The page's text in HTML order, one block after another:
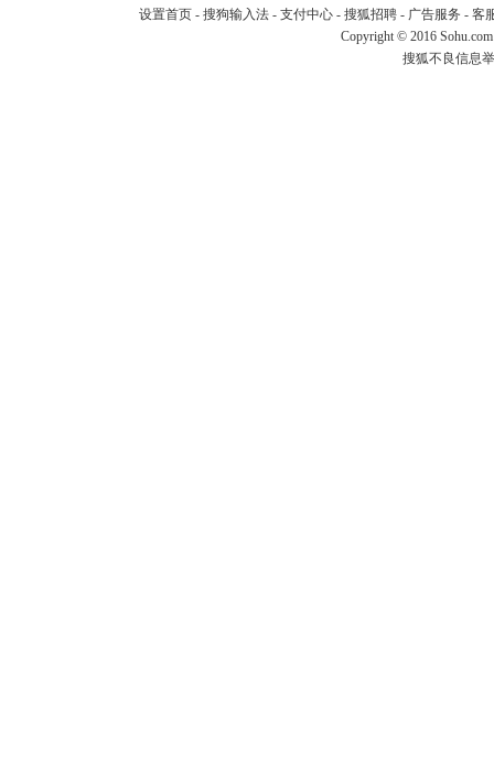
设置首页- 搜狗输入法- 支付中心- 搜狐招聘- 广告服务 - 客
Copyright © 2016
搜狐不良信息